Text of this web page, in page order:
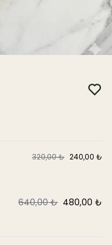
320,00 ₺ 240,00 ₺
640,00 ₺ 480,00 ₺